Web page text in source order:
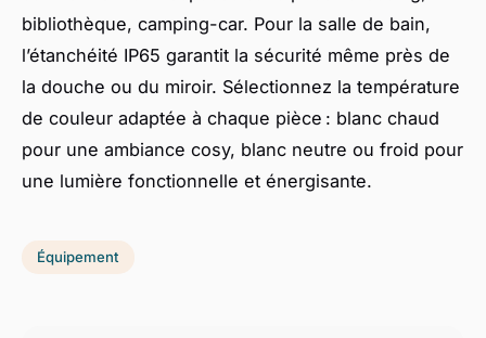
bibliothèque, camping-car. Pour la salle de bain,
l’étanchéité IP65 garantit la sécurité même près de
la douche ou du miroir. Sélectionnez la température
de couleur adaptée à chaque pièce : blanc chaud
pour une ambiance cosy, blanc neutre ou froid pour
une lumière fonctionnelle et énergisante.
Équipement